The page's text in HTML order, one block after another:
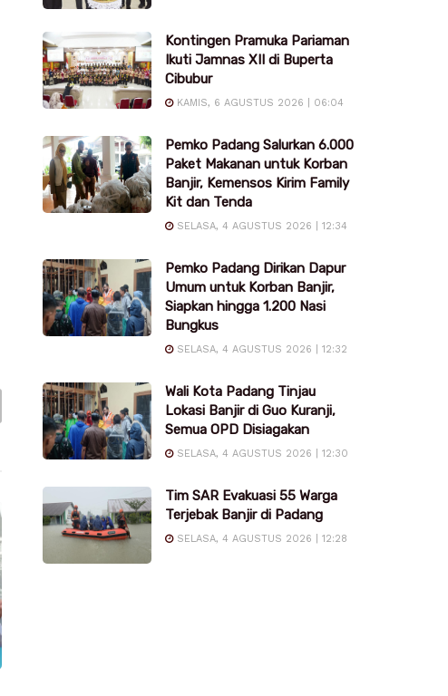
Kontingen Pramuka Pariaman
Ikuti Jamnas XII di Buperta
Cibubur
KAMIS, 6 AGUSTUS 2026 | 06:04
Pemko Padang Salurkan 6.000
Paket Makanan untuk Korban
Banjir, Kemensos Kirim Family
Kit dan Tenda
SELASA, 4 AGUSTUS 2026 | 12:34
Pemko Padang Dirikan Dapur
Umum untuk Korban Banjir,
Siapkan hingga 1.200 Nasi
Bungkus
SELASA, 4 AGUSTUS 2026 | 12:32
Wali Kota Padang Tinjau
Lokasi Banjir di Guo Kuranji,
Semua OPD Disiagakan
SELASA, 4 AGUSTUS 2026 | 12:30
Tim SAR Evakuasi 55 Warga
Terjebak Banjir di Padang
SELASA, 4 AGUSTUS 2026 | 12:28